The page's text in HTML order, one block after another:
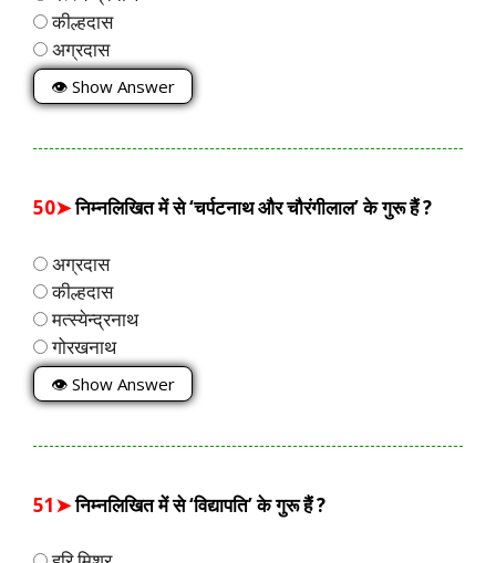
कील्हदास
अग्रदास
👁 Show Answer
50➤निम्नलिखित में से ‘चर्पटनाथ और चौरंगीलाल’ के गुरू हैं ?
अग्रदास
कील्हदास
मत्स्येन्द्रनाथ
गोरखनाथ
👁 Show Answer
51➤निम्नलिखित में से ‘विद्यापति’ के गुरू हैं ?